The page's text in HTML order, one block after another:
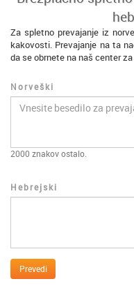
Za spletno prevajanje iz
kakovosti. Prevajanje na ta
da se obrnete na naš center
Norveški
2000 znakov ostalo.
Hebrejski
Prevedi